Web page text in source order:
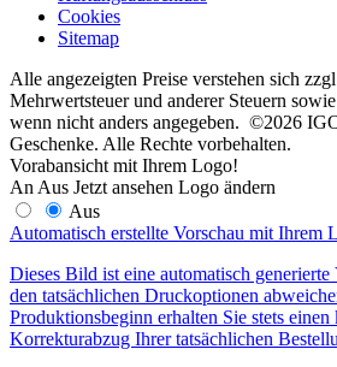
Cookies
Sitemap
Alle angezeigten Preise verstehen sich
Mehrwertsteuer und anderer Steuern
wenn nicht anders angegeben. ©2026
Geschenke. Alle Rechte vorbehalten.
Vorabansicht mit Ihrem Logo!
An Aus Jetzt ansehen Logo ändern
Aus
Automatisch erstellte Vorschau mit Ihrem
Dieses Bild ist eine automatisch
den tatsächlichen Druckoptionen
Produktionsbeginn erhalten Sie stets einen
Korrekturabzug Ihrer tatsächlichen